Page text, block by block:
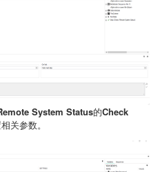
System Status的Check
关参数。